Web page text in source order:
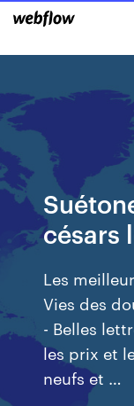
césars
Les
Vies des
- Belles
les prix et
neufs et …